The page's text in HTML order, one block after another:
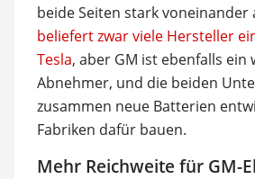
beide Seiten stark voneinander
beliefert zwar viele Hersteller
Tesla, aber GM ist ebenfalls ein
Abnehmer, und die beiden
zusammen neue Batterien
Fabriken dafür bauen.
Mehr Reichweite für GM-